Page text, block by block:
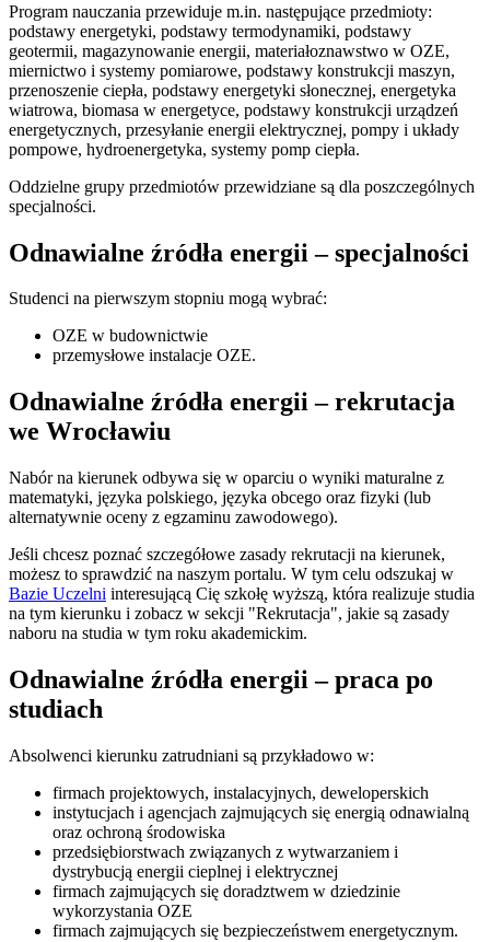
Program nauczania przewiduje m.in. następujące przedmioty:
podstawy energetyki, podstawy termodynamiki, podstawy
geotermii, magazynowanie energii, materiałoznawstwo w OZE,
miernictwo i systemy pomiarowe, podstawy konstrukcji maszyn,
przenoszenie ciepła, podstawy energetyki słonecznej, energetyka
wiatrowa, biomasa w energetyce, podstawy konstrukcji urządzeń
energetycznych, przesyłanie energii elektrycznej, pompy i układy
pompowe, hydroenergetyka, systemy pomp ciepła.
Oddzielne grupy przedmiotów przewidziane są dla poszczególnych
specjalności.
Odnawialne źródła energii – specjalności
Studenci na pierwszym stopniu mogą wybrać:
OZE w budownictwie
przemysłowe instalacje OZE.
Odnawialne źródła energii – rekrutacja
we Wrocławiu
Nabór na kierunek odbywa się w oparciu o wyniki maturalne z
matematyki, języka polskiego, języka obcego oraz fizyki (lub
alternatywnie oceny z egzaminu zawodowego).
Jeśli chcesz poznać szczegółowe zasady rekrutacji na kierunek,
możesz to sprawdzić na naszym portalu. W tym celu odszukaj w
Bazie Uczelni interesującą Cię szkołę wyższą, która realizuje studia
na tym kierunku i zobacz w sekcji "Rekrutacja", jakie są zasady
naboru na studia w tym roku akademickim.
Odnawialne źródła energii – praca po
studiach
Absolwenci kierunku zatrudniani są przykładowo w:
firmach projektowych, instalacyjnych, deweloperskich
instytucjach i agencjach zajmujących się energią odnawialną
oraz ochroną środowiska
przedsiębiorstwach związanych z wytwarzaniem i
dystrybucją energii cieplnej i elektrycznej
firmach zajmujących się doradztwem w dziedzinie
wykorzystania OZE
firmach zajmujących się bezpieczeństwem energetycznym.